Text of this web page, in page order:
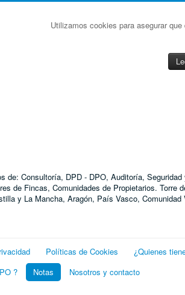
Utilizamos cookies para asegurar
de: Consultoría, DPD - DPO, Auditoría,
de Fincas, Comunidades de Propietarios.
y La Mancha, Aragón, País Vasco, Comunidad
Políticas de Cookies ¿Quienes
?
Notas
Nosotros y contacto